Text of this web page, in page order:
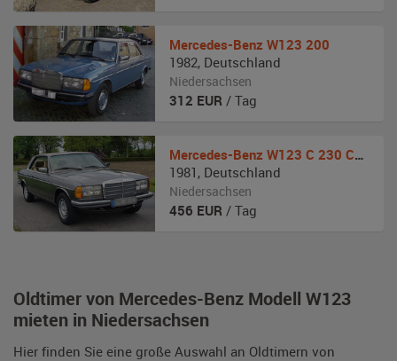
Oldtimer von Mercedes-Benz Modell W123
mieten in Niedersachsen
Hier finden Sie eine große Auswahl an Oldtimern von
Mercedes-Benz W123 200
1982, Deutschland
Niedersachsen
312 EUR / Tag
Mercedes-Benz W123 C 230 CE Coupé Automatik
1981 , Deutschland
Niedersachsen
456 EUR / Tag